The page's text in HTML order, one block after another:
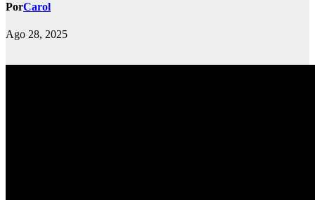
PorCarol
Ago 28, 2025